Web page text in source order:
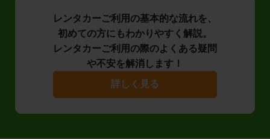
レンタカーご利用の基本的な流れを、
初めての方にもわかりやすく解説。
レンタカーご利用の際のよくある疑問
や不安を解消します！
詳しく見る